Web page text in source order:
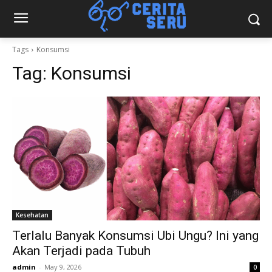
Tags Konsumsi
Tag: Konsumsi
Kesehatan
Terlalu Banyak Konsumsi Ubi Ungu? Ini yang
Akan Terjadi pada Tubuh
admin - May 9, 2026 0